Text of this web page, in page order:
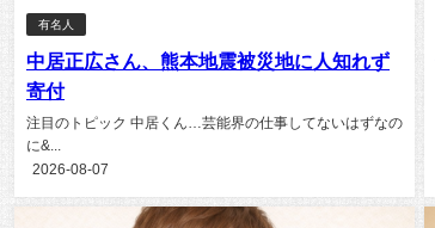
有名人
中居正広さん、熊本地震被災地に人知れず
寄付
注目のトピック 中居くん…芸能界の仕事してないはずなの
に&...
2026-08-07